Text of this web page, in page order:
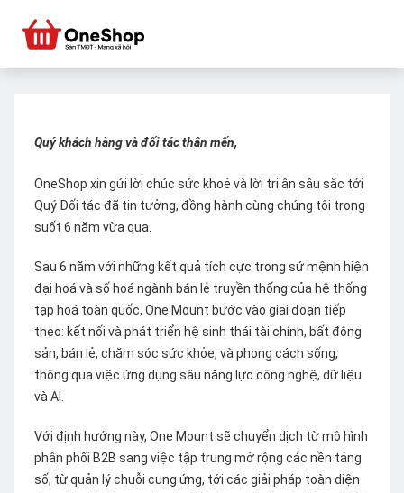
Quý khách hàng và đối tác thân mến,
OneShop xin gửi lời chúc sức khoẻ và lời tri ân sâu sắc tới
Quý Đối tác đã tin tưởng, đồng hành cùng chúng tôi trong
suốt 6 năm vừa qua.
Sau 6 năm với những kết quả tích cực trong sứ mệnh hiện
đại hoá và số hoá ngành bán lẻ truyền thống của hệ thống
tạp hoá toàn quốc, One Mount bước vào giai đoạn tiếp
theo: kết nối và phát triển hệ sinh thái tài chính, bất động
sản, bán lẻ, chăm sóc sức khỏe, và phong cách sống,
thông qua việc ứng dụng sâu năng lực công nghệ, dữ liệu
và AI.
Với định hướng này, One Mount sẽ chuyển dịch từ mô hình
phân phối B2B sang việc tập trung mở rộng các nền tảng
số, từ quản lý chuỗi cung ứng, tới các giải pháp toàn diện